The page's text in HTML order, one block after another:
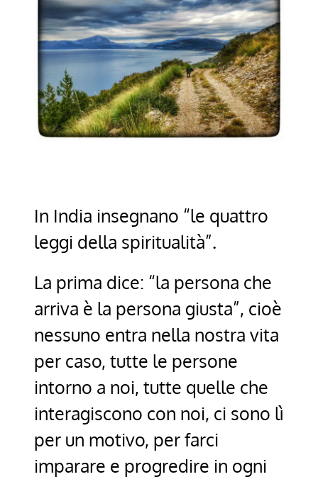
In India insegnano “le quattro
leggi della spiritualità”.
La prima dice: “la persona che
arriva è la persona giusta”, cioè
nessuno entra nella nostra vita
per caso, tutte le persone
intorno a noi, tutte quelle che
interagiscono con noi, ci sono lì
per un motivo, per farci
imparare e progredire in ogni